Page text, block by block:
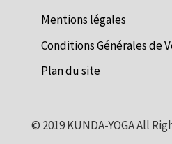
Mentions légales
Conditions Générales de
Plan du site
© 2019KUNDA-YOGA All